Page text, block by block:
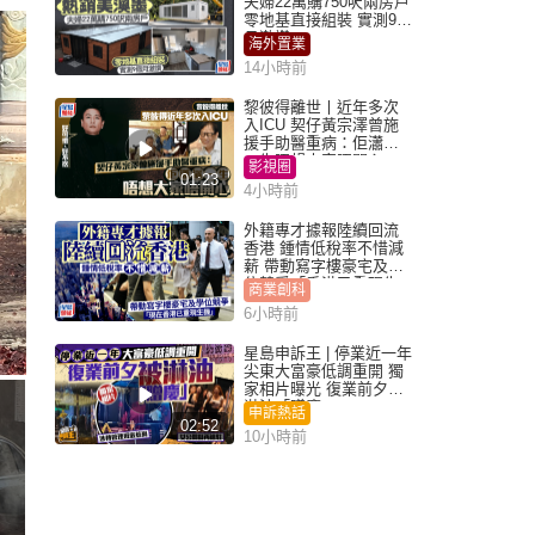
零地基直接組裝 實測9個
月激讚
海外置業
14小時前
01:23
黎彼得離世丨近年多次
入ICU 契仔黃宗澤曾施
援手助醫重病：佢瀟灑
一生唔想大家唔開心
影視圈
4小時前
外籍專才據報陸續回流
香港 鍾情低稅率不惜減
薪 帶動寫字樓豪宅及學
位競爭「香港已重現生
機」
商業創科
6小時前
02:52
星島申訴王 | 停業近一年
尖東大富豪低調重開 獨
家相片曝光 復業前夕被
淋油「贈慶」
申訴熱話
10小時前